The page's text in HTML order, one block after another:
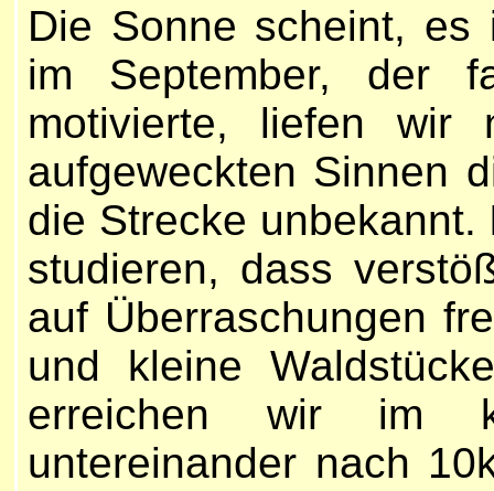
Die Sonne scheint, es
im September, der
motivierte, liefen wir
aufgeweckten Sinnen
die Strecke
studieren, dass
auf Überraschungen
und kleine
erreichen wir im
untereinander nach